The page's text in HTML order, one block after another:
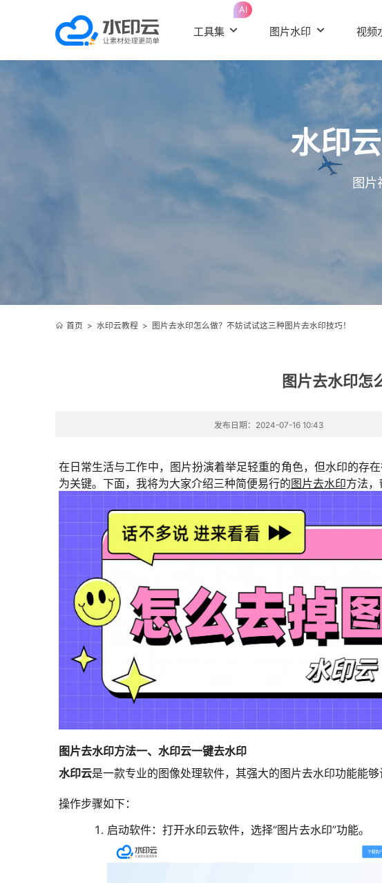
工具集
AI
图片水印 视频
水印
图片
首页 > 水印云教程 > 图片去水印怎么做？不妨试试这三种图片去水印技巧！
图片去水印怎
发布日期：2024-07-16 10:43
在日常生活与工作中，图片扮演着举足轻重的角色，但水印的存
为关键。下面，我将为大家介绍三种简便易行的图片去水印方法，
图片去水印方法一、水印云一键去水印
水印云是一款专业的图像处理软件，其强大的图片去水印功能能够
操作步骤如下：
启动软件：打开水印云软件，选择“图片去水印”功能。